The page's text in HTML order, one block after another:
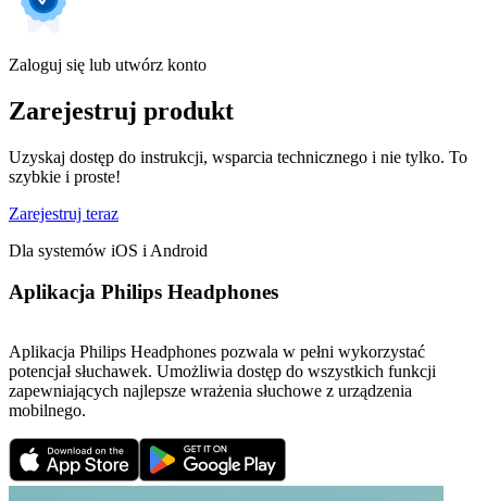
Zaloguj się lub utwórz konto
Zarejestruj produkt
Uzyskaj dostęp do instrukcji, wsparcia technicznego i nie tylko. To
szybkie i proste!
Zarejestruj teraz
Dla systemów iOS i Android
Aplikacja Philips Headphones
Aplikacja Philips Headphones pozwala w pełni wykorzystać
potencjał słuchawek. Umożliwia dostęp do wszystkich funkcji
zapewniających najlepsze wrażenia słuchowe z urządzenia
mobilnego.